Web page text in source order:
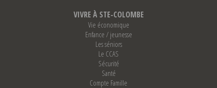
VIVRE À STE-COLOMBE
Vie économique
Enfance / jeunesse
Les séniors
Le CCAS
Sécurité
Santé
Compte Famille